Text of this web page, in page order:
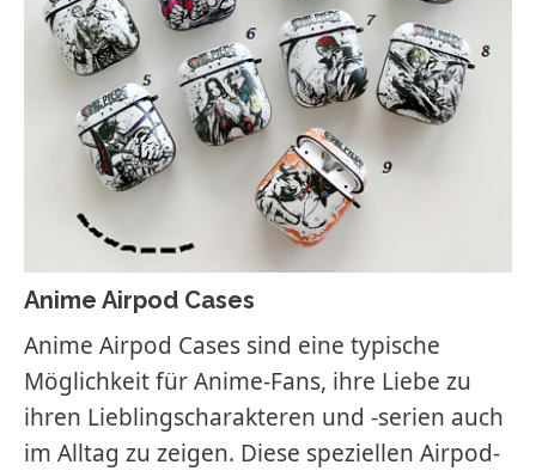
Anime Airpod Cases
Anime Airpod Cases sind eine typische
Möglichkeit für Anime-Fans, ihre Liebe zu
ihren Lieblingscharakteren und -serien auch
im Alltag zu zeigen. Diese speziellen Airpod-